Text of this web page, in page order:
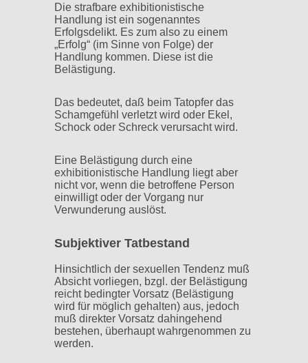
Die strafbare exhibitionistische
Handlung ist ein sogenanntes
Erfolgsdelikt. Es zum also zu einem
„Erfolg“ (im Sinne von Folge) der
Handlung kommen. Diese ist die
Belästigung.
Das bedeutet, daß beim Tatopfer das
Schamgefühl verletzt wird oder Ekel,
Schock oder Schreck verursacht wird.
Eine Belästigung durch eine
exhibitionistische Handlung liegt aber
nicht vor, wenn die betroffene Person
einwilligt oder der Vorgang nur
Verwunderung auslöst.
Subjektiver Tatbestand
Hinsichtlich der sexuellen Tendenz muß
Absicht vorliegen, bzgl. der Belästigung
reicht bedingter Vorsatz (Belästigung
wird für möglich gehalten) aus, jedoch
muß direkter Vorsatz dahingehend
bestehen, überhaupt wahrgenommen zu
werden.